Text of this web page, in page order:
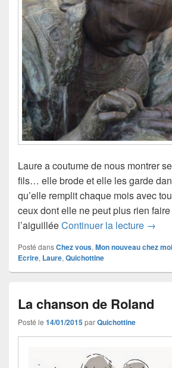
Laure a coutume de nous montrer
fils… elle brode et elle les garde
qu’elle remplit chaque mois avec
ceux dont elle ne peut plus rien
l’aiguilléeContinuer la lecture Des
→
Posté dansChez vous, Mon nouveau chez moi
Ecrire, Laure, Quichottine
La chanson de Roland
Posté le 14/01/2015parQuichottine